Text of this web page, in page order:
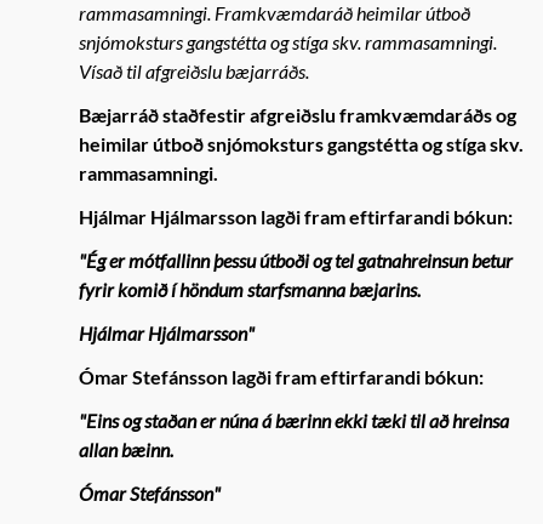
rammasamningi. Framkvæmdaráð heimilar útboð
snjómoksturs gangstétta og stíga skv. rammasamningi.
Vísað til afgreiðslu bæjarráðs.
Bæjarráð staðfestir afgreiðslu framkvæmdaráðs og
heimilar útboð snjómoksturs gangstétta og stíga skv.
rammasamningi.
Hjálmar Hjálmarsson lagði fram eftirfarandi bókun:
"Ég er mótfallinn þessu útboði og tel gatnahreinsun betur
fyrir komið í höndum starfsmanna bæjarins.
Hjálmar Hjálmarsson"
Ómar Stefánsson lagði fram eftirfarandi bókun:
"Eins og staðan er núna á bærinn ekki tæki til að hreinsa
allan bæinn.
Ómar Stefánsson"